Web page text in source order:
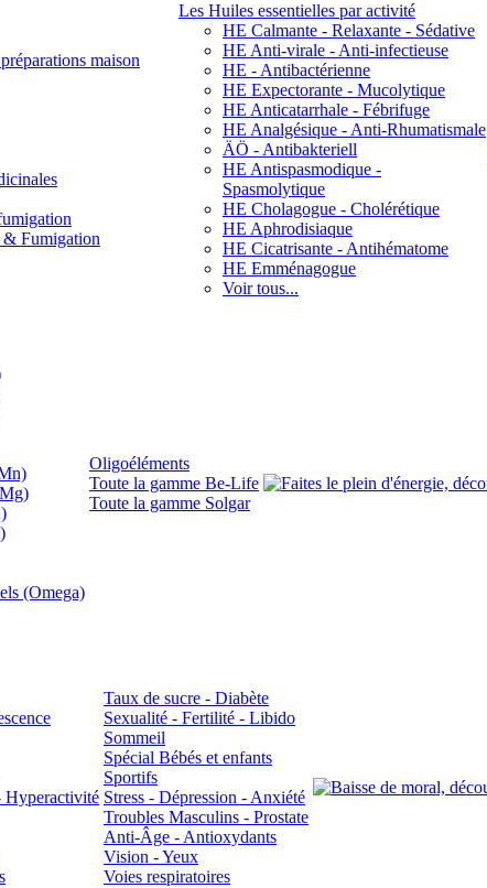
maison
& Fumigation
Les Huiles essentielles par activité
HE Calmante - Relaxante - Sédative
HE Anti-virale - Anti-infectieuse
HE - Antibactérienne
HE Expectorante - Mucolytique
HE Anticatarrhale - Fébrifuge
HE Analgésique - Anti-Rhumatismale
ÄÖ - Antibakteriell
HE Antispasmodique -
Spasmolytique
HE Cholagogue - Cholérétique
HE Aphrodisiaque
HE Cicatrisante - Antihématome
HE Emménagogue
Voir tous...
(Omega)
Oligoéléments
Toute la gamme Be-Life
Toute la gamme Solgar
Hyperactivité
Taux de sucre - Diabète
Sexualité - Fertilité - Libido
Sommeil
Spécial Bébés et enfants
Sportifs
Stress - Dépression - Anxiété
Troubles Masculins - Prostate
Anti-Âge - Antioxydants
Vision - Yeux
Voies respiratoires